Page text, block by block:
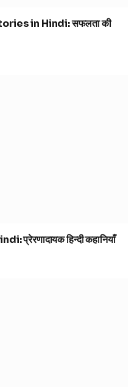
in Hindi: सफलता की
हिन्दी कहानियाँ